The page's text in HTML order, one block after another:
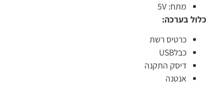
מתח: 5V
בערכה:
כרטיס רשת
USB
דיסק התקנה
אנטנה